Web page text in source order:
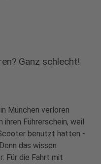
Ganz schlecht!
München verloren
ihren Führerschein, weil
benutzt hatten -
das wissen
Für die Fahrt mit